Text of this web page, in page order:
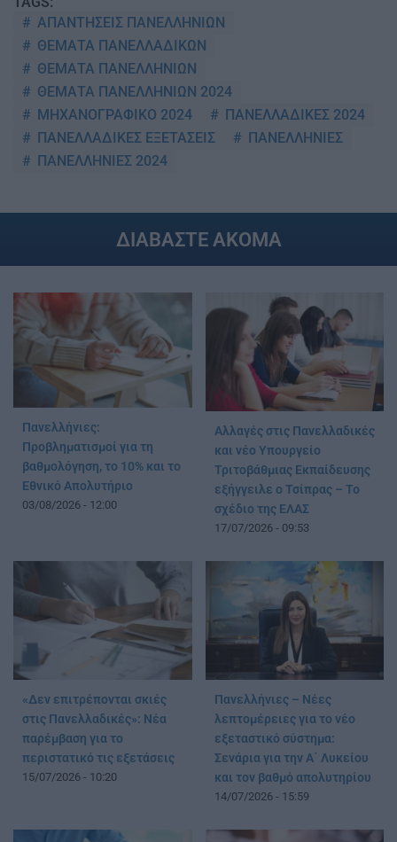
ΑΠΑΝΤΗΣΕΙΣ ΠΑΝΕΛΛΗΝΙΩΝ
ΘΕΜΑΤΑ ΠΑΝΕΛΛΑΔΙΚΩΝ
ΘΕΜΑΤΑ ΠΑΝΕΛΛΗΝΙΩΝ
ΘΕΜΑΤΑ ΠΑΝΕΛΛΗΝΙΩΝ 2024
ΜΗΧΑΝΟΓΡΑΦΙΚΟ 2024
ΠΑΝΕΛΛΑΔΙΚΕΣ 2024
ΠΑΝΕΛΛΑΔΙΚΕΣ ΕΞΕΤΑΣΕΙΣ
ΠΑΝΕΛΛΗΝΙΕΣ
ΠΑΝΕΛΛΗΝΙΕΣ 2024
ΔΙΑΒΑΣΤΕ ΑΚΟΜΑ
Πανελλήνιες:
Προβληματισμοί για τη
βαθμολόγηση, το 10% και το
Εθνικό Απολυτήριο
03/08/2026 - 12:00
Αλλαγές στις Πανελλαδικές
και νέο Υπουργείο
Τριτοβάθμιας Εκπαίδευσης
εξήγγειλε ο Τσίπρας – Το
σχέδιο της ΕΛΑΣ
17/07/2026 - 09:53
«Δεν επιτρέπονται σκιές
στις Πανελλαδικές»: Νέα
παρέμβαση για το
περιστατικό τις εξετάσεις
15/07/2026 - 10:20
Πανελλήνιες – Νέες
λεπτομέρειες για το νέο
εξεταστικό σύστημα:
Σενάρια για την Α΄ Λυκείου
και τον βαθμό απολυτηρίου
14/07/2026 - 15:59